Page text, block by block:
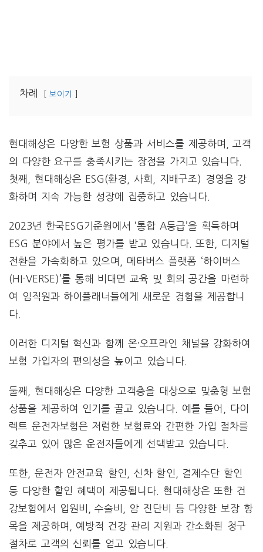
차례 보이기
현대해상은 다양한 보험 상품과 서비스를 제공하며, 고객
의 다양한 요구를 충족시키는 장점을 가지고 있습니다.
첫째, 현대해상은 ESG(환경, 사회, 지배구조) 경영을 강
화하며 지속 가능한 성장에 집중하고 있습니다.
2023년 한국ESG기준원에서 ‘통합 A등급’을 획득하며
ESG 분야에서 높은 평가를 받고 있습니다. 또한, 디지털
전환을 가속화하고 있으며, 메타버스 플랫폼 ‘하이버스
(HI-VERSE)’를 통해 비대면 교육 및 회의 공간을 마련하
여 임직원과 하이플래너들에게 새로운 경험을 제공합니
다.
이러한 디지털 혁신과 함께 온·오프라인 채널을 강화하여
보험 가입자의 편의성을 높이고 있습니다.
둘째, 현대해상은 다양한 고객층을 대상으로 맞춤형 보험
상품을 제공하여 인기를 끌고 있습니다. 예를 들어, 다이
렉트 운전자보험은 저렴한 보험료와 간편한 가입 절차를
갖추고 있어 많은 운전자들에게 선택받고 있습니다.
또한, 운전자 안전교육 할인, 신차 할인, 결제수단 할인
등 다양한 할인 혜택이 제공됩니다. 현대해상은 또한 건
강보험에서 입원비, 수술비, 암 진단비 등 다양한 보장 항
목을 제공하며, 예방적 건강 관리 지원과 간소화된 청구
절차로 고객의 신뢰를 얻고 있습니다.